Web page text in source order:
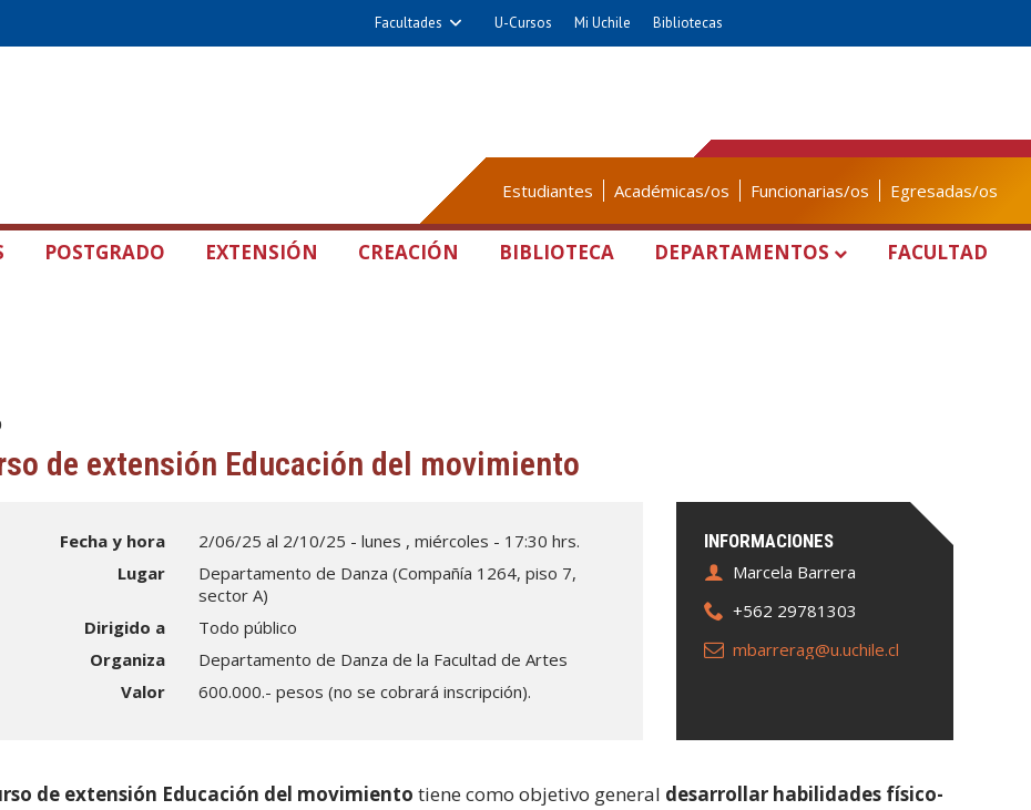
Facultades U-Cursos Mi Uchile Bibliotecas
Estudiantes Académicas/os Funcionarias/os Egresadas/os
POSTGRADO EXTENSIÓN CREACIÓN BIBLIOTECA DEPARTAMENTOS FACULTAD
de extensión Educación del movimiento
INFORMACIONES
Marcela Barrera
+562 29781303
mbarrerag@u.uchile.cl
Fecha y hora
2/06/25 al 2/10/25 - lunes , miércoles - 17:30 hrs.
Lugar
Departamento de Danza (Compañía 1264, piso 7,
sector A)
Dirigido a
Todo público
Organiza
Departamento de Danza de la Facultad de Artes
Valor
600.000.- pesos (no se cobrará inscripción).
de extensión Educación del movimiento tiene como objetivo general desarrollar habilidades físico-